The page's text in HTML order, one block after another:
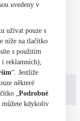
uvedeny v
užívat pouze s
níže na tlačítko
s použitím
reklamních),
“. Jestliže
některé
„Podrobné
můžete kdykoliv